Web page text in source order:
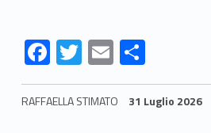
F
ac
e
T
w
itt
E
m
ai
S
h
ar
RAFFAELLA STIMATO 31 Luglio 2026